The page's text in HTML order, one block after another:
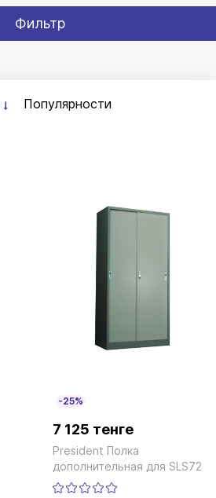
Фильтр
Популярности
-25%
7 125 тенге
President Полка
дополнительная для SLS72